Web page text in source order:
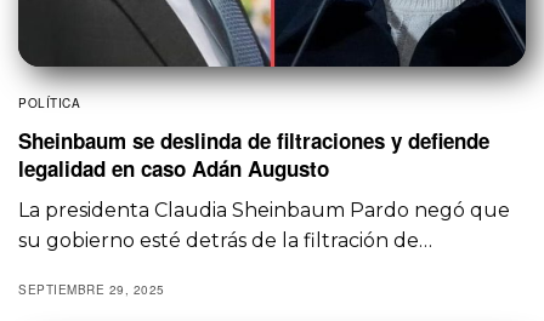
POLÍTICA
Sheinbaum se deslinda de filtraciones y defiende
legalidad en caso Adán Augusto
La presidenta Claudia Sheinbaum Pardo negó que
su gobierno esté detrás de la filtración de…
SEPTIEMBRE 29, 2025